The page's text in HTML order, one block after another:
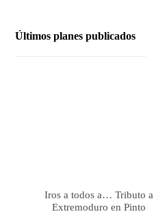
Últimos planes publicados
Iros a todos a… Tributo a
Extremoduro en Pinto